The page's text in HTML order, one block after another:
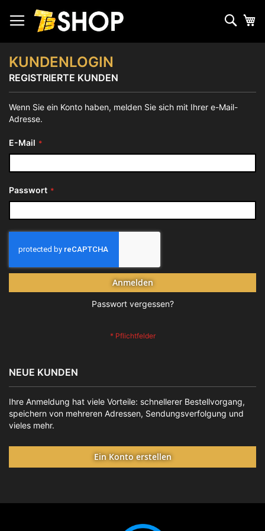
Inhalt
springen
KUNDENLOGIN
REGISTRIERTE KUNDEN
Wenn Sie ein Konto haben, melden Sie sich mit Ihrer e-Mail-
Adresse.
E-Mail
Passwort
Anmelden
Passwort vergessen?
NEUE KUNDEN
Ihre Anmeldung hat viele Vorteile: schnellerer Bestellvorgang,
speichern von mehreren Adressen, Sendungsverfolgung und
vieles mehr.
Ein Konto erstellen